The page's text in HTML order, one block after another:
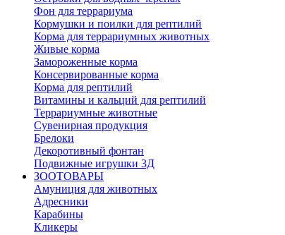
Фон для террариума
Кормушки и поилки для рептилий
Корма для террариумных животных
Живые корма
Замороженные корма
Консервированные корма
Корма для рептилий
Витамины и кальций для рептилий
Террариумные животные
Сувенирная продукция
Брелоки
Декоротивный фонтан
Подвижные игрушки 3Д
ЗООТОВАРЫ
Амуниция для животных
Адресники
Карабины
Кликеры